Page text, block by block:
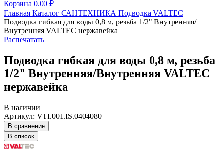
Корзина 0.00 ₽
Главная Каталог САНТЕХНИКА Подводка VALTEC
Подводка гибкая для воды 0,8 м, резьба 1/2" Внутренняя/
Внутренняя VALTEC нержавейка
Распечатать
Подводка гибкая для воды 0,8 м, резьба
1/2" Внутренняя/Внутренняя VALTEC
нержавейка
В наличии
Артикул: VTf.001.IS.0404080
В сравнение
В список